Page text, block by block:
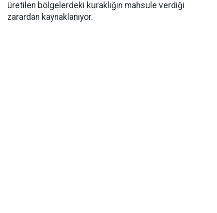
üretilen bölgelerdeki kuraklığın mahsule verdiği
zarardan kaynaklanıyor.